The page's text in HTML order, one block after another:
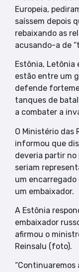
Europeia,
saíssem depois
rebaixando as
acusando-a de
Estônia,
estão entre um
defende
tanques de
a combater a
O Ministério das
informou que
deveria partir no
seriam
um
um embaixador.
A Estônia
embaixador
afirmou o
Reinsalu (foto).
“Continuaremos